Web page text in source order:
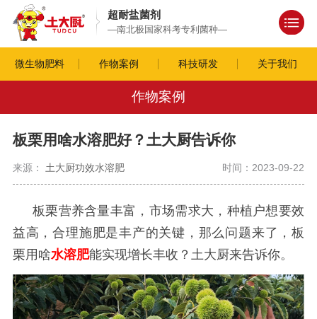
超耐盐菌剂
—南北极国家科考专利菌种—
微生物肥料 作物案例 科技研发 关于我们
作物案例
板栗用啥水溶肥好？土大厨告诉你
来源： 土大厨功效水溶肥 时间：2023-09-22
板栗营养含量丰富，市场需求大，种植户想要效
益高，合理施肥是丰产的关键，那么问题来了，板
栗用啥水溶肥能实现增长丰收？土大厨来告诉你。